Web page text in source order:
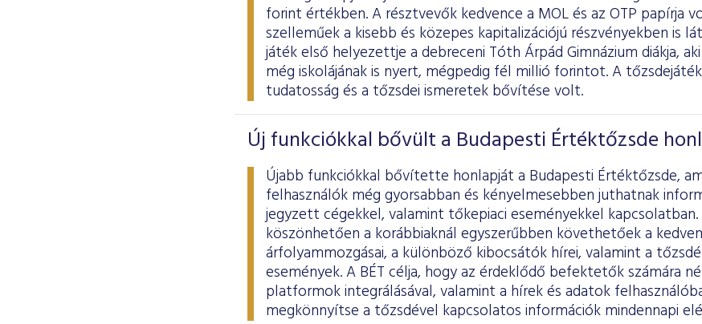
forint értékben. A résztvevők kedvence a MOL és az OTP papírja
szelleműek a kisebb és közepes kapitalizációjú részvényekben is
játék első helyezettje a debreceni Tóth Árpád Gimnázium diákja,
még iskolájának is nyert, mégpedig fél millió forintot. A
tudatosság és a tőzsdei ismeretek bővítése volt.
Új funkciókkal bővült a Budapesti Értéktőzsde
Újabb funkciókkal bővítette honlapját a Budapesti Értéktőzsde,
felhasználók még gyorsabban és kényelmesebben juthatnak
jegyzett cégekkel, valamint tőkepiaci eseményekkel
köszönhetően a korábbiaknál egyszerűbben követhetőek a
árfolyammozgásai, a különböző kibocsátók hírei, valamint a
események. A BÉT célja, hogy az érdeklődő befektetők számára
platformok integrálásával, valamint a hírek és adatok
megkönnyítse a tőzsdével kapcsolatos információk mindennapi